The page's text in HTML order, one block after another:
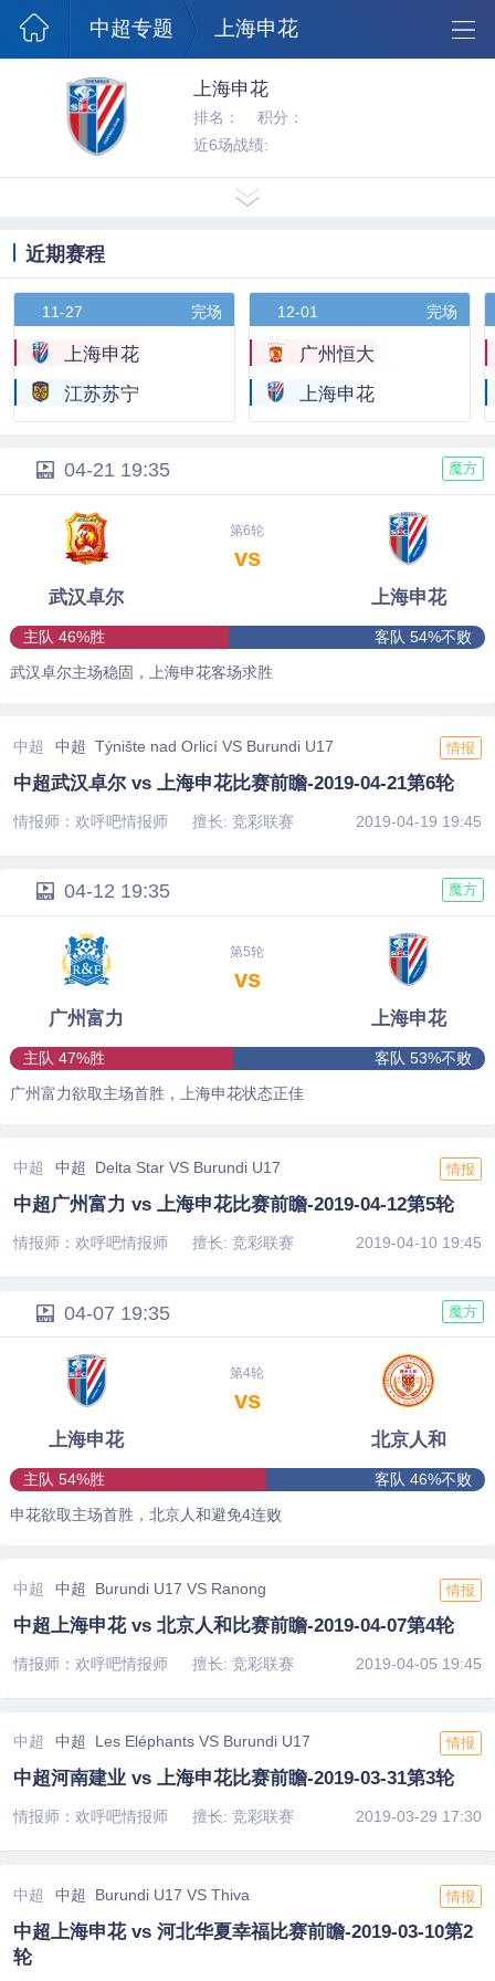
澳超球队
中超专题 上海申花
上海申花
排名：
积分：
近6场战绩:
近期赛程
11-27 完场
上海申花
江苏苏宁
12-01 完场
广州恒大
上海申花
04-21 19:35 魔方
武汉卓尔
第6轮
vs
上海申花
主队 46%胜
客队 54%不败
武汉卓尔主场稳固，上海申花客场求胜
情报
中超 中超 Týnište nad Orlicí VS Burundi U17
中超武汉卓尔 vs 上海申花比赛前瞻-2019-04-21第6轮
情报师：欢呼吧情报师 擅长: 竞彩联赛 2019-04-19 19:45
04-12 19:35 魔方
广州富力
第5轮
vs
上海申花
主队 47%胜
客队 53%不败
广州富力欲取主场首胜，上海申花状态正佳
情报
中超 中超 Delta Star VS Burundi U17
中超广州富力 vs 上海申花比赛前瞻-2019-04-12第5轮
情报师：欢呼吧情报师 擅长: 竞彩联赛 2019-04-10 19:45
04-07 19:35 魔方
上海申花
第4轮
vs
北京人和
主队 54%胜
客队 46%不败
申花欲取主场首胜，北京人和避免4连败
情报
中超 中超 Burundi U17 VS Ranong
中超上海申花 vs 北京人和比赛前瞻-2019-04-07第4轮
情报师：欢呼吧情报师 擅长: 竞彩联赛 2019-04-05 19:45
情报
中超 中超 Les Eléphants VS Burundi U17
中超河南建业 vs 上海申花比赛前瞻-2019-03-31第3轮
情报师：欢呼吧情报师 擅长: 竞彩联赛 2019-03-29 17:30
情报
中超 中超 Burundi U17 VS Thiva
中超上海申花 vs 河北华夏幸福比赛前瞻-2019-03-10第2
轮